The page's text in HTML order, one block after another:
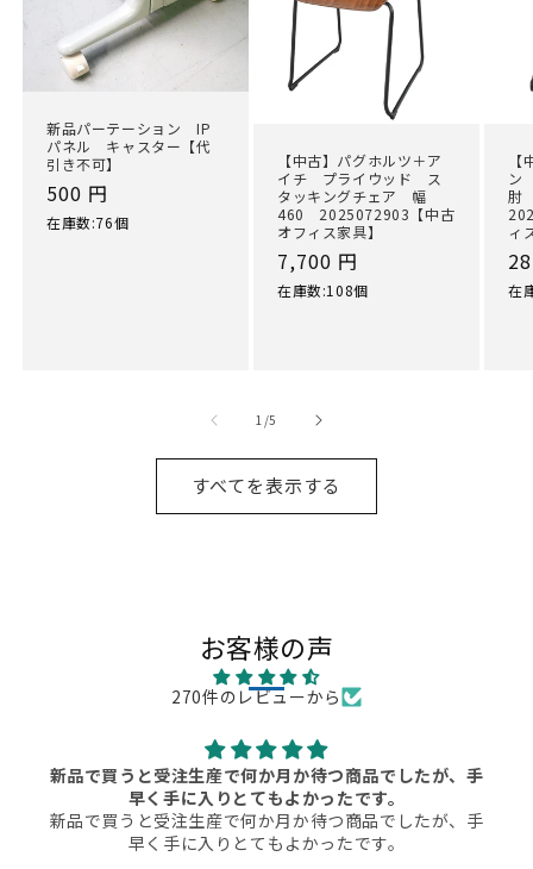
新品パーテーション IP
パネル キャスター【代
引き不可】
通
常
500 円
在庫数:76個
【中古】パグホルツ＋ア
イチ プライウッド ス
タッキングチェア 幅
460 2025072903【中古
オフィス家具】
通
常
7,700 円
在庫数:108個
ン
肘
ィ
通
常
在
1 /の
5
すべてを表示する
お客様の声
270件のレビューから
新品で買うと受注生産で何か月か待つ商品でしたが、手
早く手に入りとてもよかったです。
新品で買うと受注生産で何か月か待つ商品でしたが、手
早く手に入りとてもよかったです。